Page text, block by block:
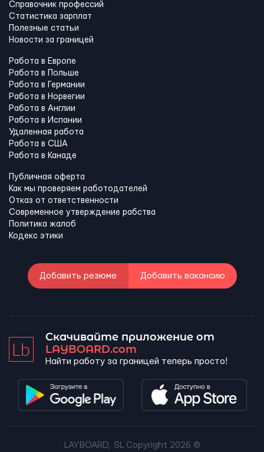
Справочник профессий
Статистика зарплат
Полезные статьи
Новости за границей
Работа в Европе
Работа в Польше
Работа в Германии
Работа в Норвегии
Работа в Англии
Работа в Испании
Удаленная работа
Работа в США
Работа в Канадe
Публичная оферта
Как мы проверяем работодателей
Отказ от ответственности
Современное утверждение рабства
Политика жалоб
Кодекс этики
Добавить резюме Добавить вакансию
Скачивайте приложение от
LAYBOARD.com
Найти работу за границей теперь просто!
LAYBOARD, SL Copyright 2026 ©